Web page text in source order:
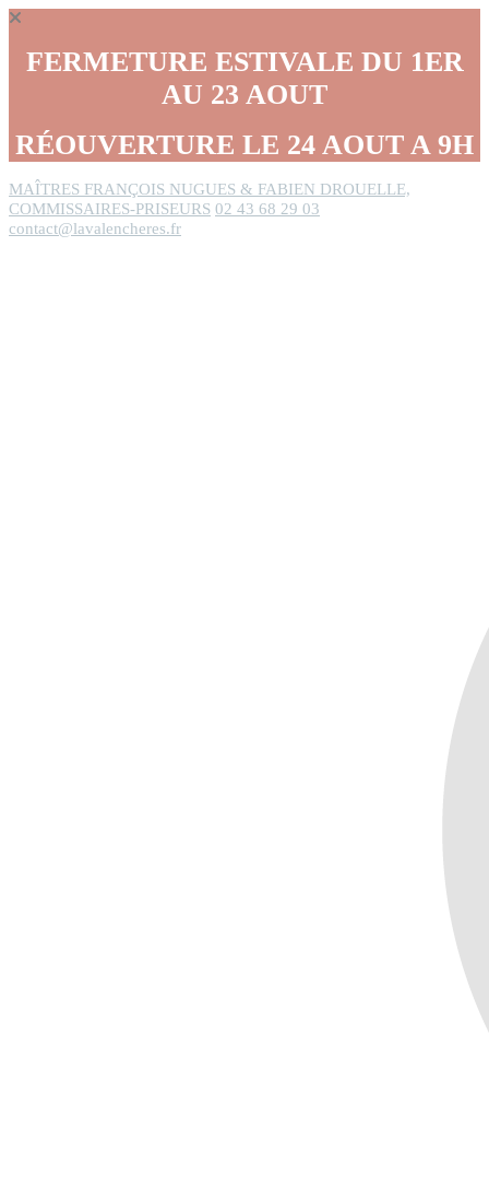
FERMETURE ESTIVALE DU 1ER
AU 23 AOUT
RÉOUVERTURE LE 24 AOUT A 9H
MAÎTRES FRANÇOIS NUGUES & FABIEN DROUELLE,
COMMISSAIRES-PRISEURS 02 43 68 29 03
contact@lavalencheres.fr
Panneau de gestion des cookies